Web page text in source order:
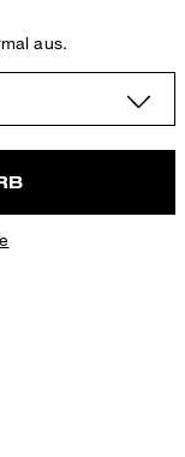
aus.